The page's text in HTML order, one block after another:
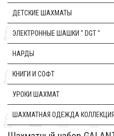
ДЕТСКИЕ ШАХМАТЫ
ЭЛЕКТРОННЫЕ ШАШКИ " DGT "
НАРДЫ
КНИГИ И СОФТ
УРОКИ ШАХМАТ
ШАХМАТНАЯ ОДЕЖДА КОЛЛЕКЦИЯ